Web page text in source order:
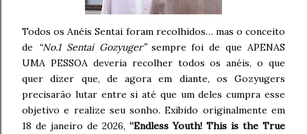
Todos os Anéis Sentai foram recolhidos… mas o conceito
de “No.1 Sentai Gozyuger”sempre foi de que APENAS
UMA PESSOA deveria recolher todos os anéis, o que
quer dizer que, de agora em diante, os Gozyugers
precisarão lutar entre si até que um deles cumpra esse
objetivo e realize seu sonho. Exibido originalmente em
18 de janeiro de 2026, “Endless Youth! This is the True